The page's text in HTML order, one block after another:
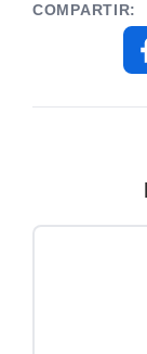
COMPARTIR: